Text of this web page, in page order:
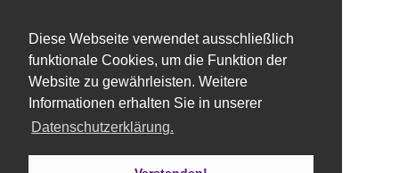
Diese Webseite verwendet ausschließlich
funktionale Cookies, um die Funktion der
Website zu gewährleisten. Weitere
Informationen erhalten Sie in unserer
Datenschutzerklärung.